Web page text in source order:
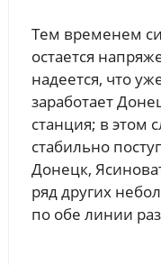
Тем временем
остается
надеется, что
заработает
станция; в этом
стабильно
Донецк,
ряд других
по обе линии